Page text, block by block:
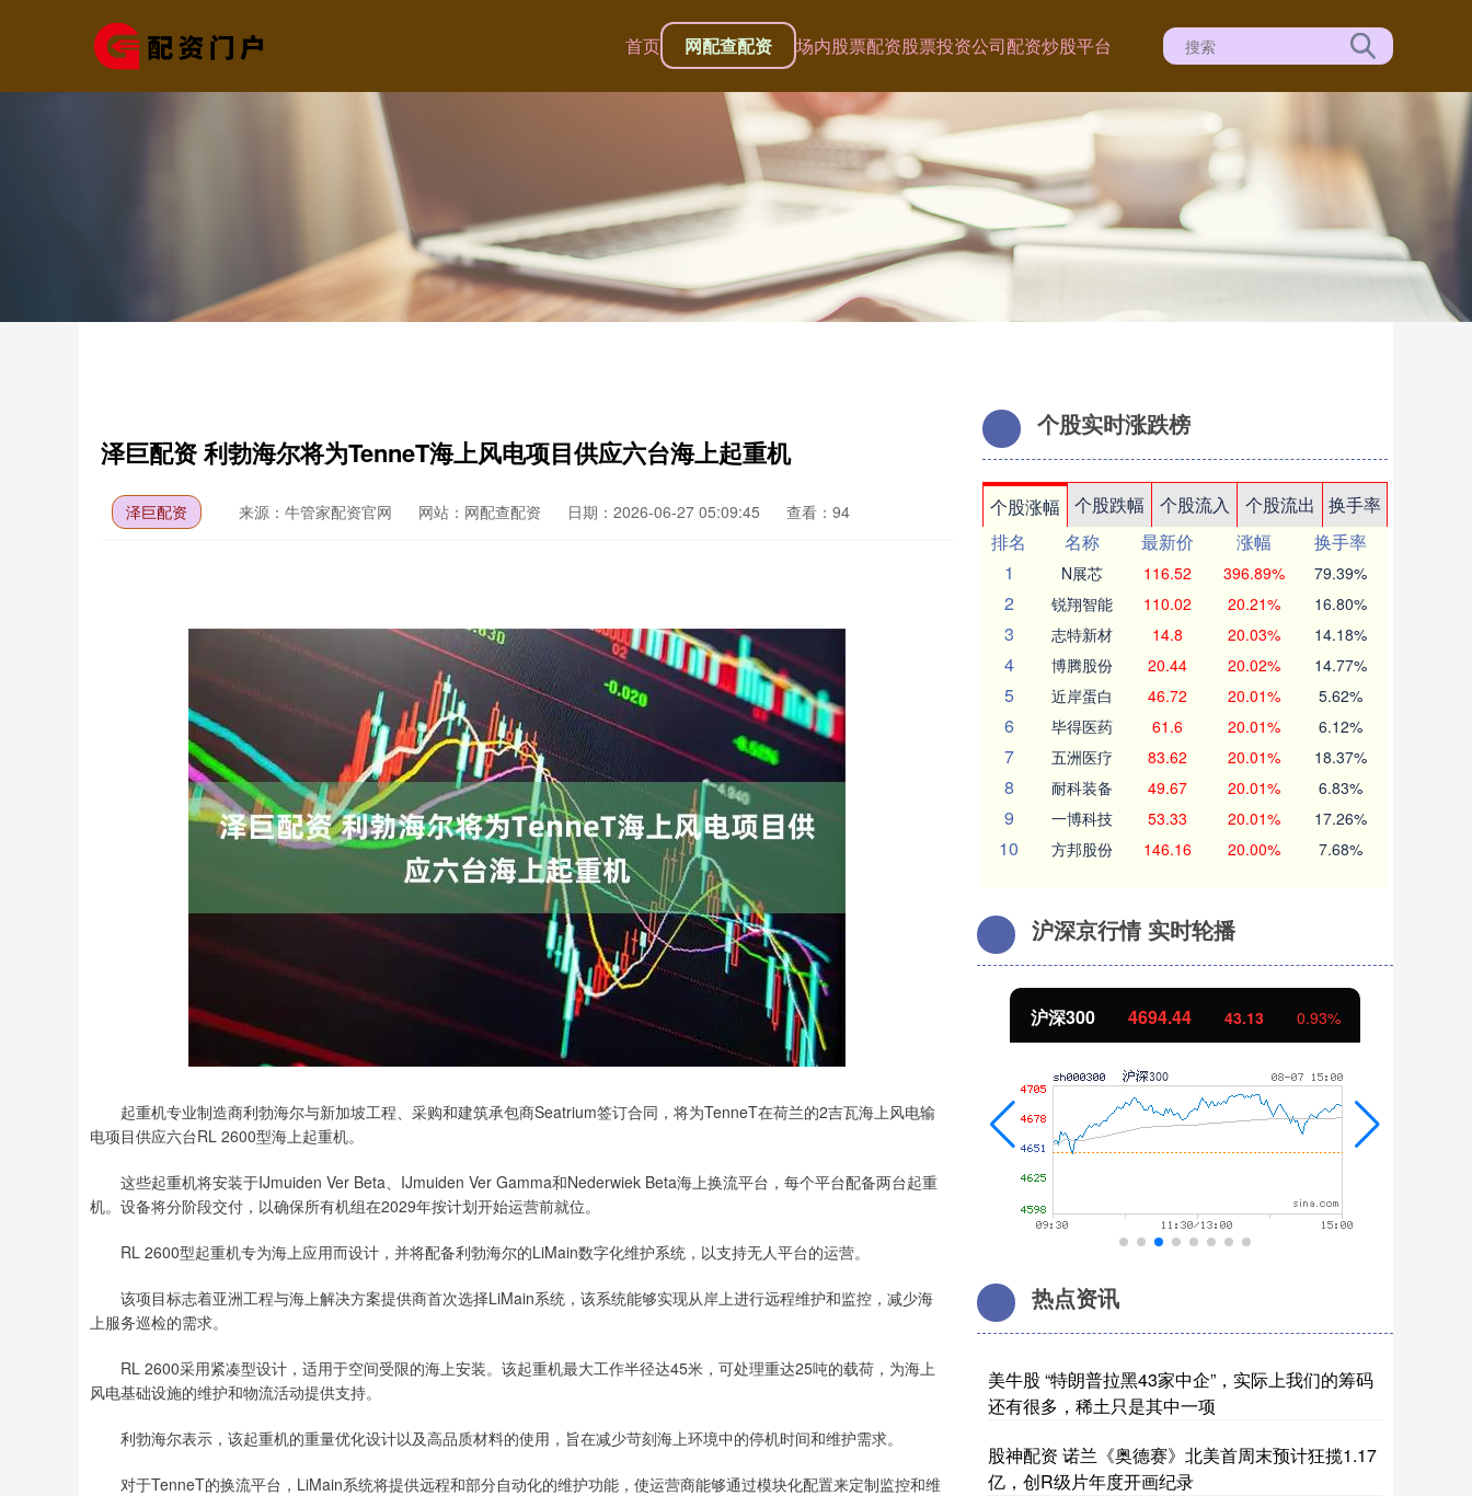
首页 网配查配资 场内股票配资股票投资公司配资炒股平台
泽巨配资 利勃海尔将为TenneT海上风电项目供应六台海上起重机
泽巨配资 来源：牛管家配资官网 网站：网配查配资 日期：2026-06-27 05:09:45 查看：94
起重机专业制造商利勃海尔与新加坡工程、采购和建筑承包商Seatrium签订合同，将为TenneT在荷兰的2吉瓦海上风电输
电项目供应六台RL 2600型海上起重机。
这些起重机将安装于IJmuiden Ver Beta、IJmuiden Ver Gamma和Nederwiek Beta海上换流平台，每个平台配备两台起重
机。设备将分阶段交付，以确保所有机组在2029年按计划开始运营前就位。
RL 2600型起重机专为海上应用而设计，并将配备利勃海尔的LiMain数字化维护系统，以支持无人平台的运营。
该项目标志着亚洲工程与海上解决方案提供商首次选择LiMain系统，该系统能够实现从岸上进行远程维护和监控，减少海
上服务巡检的需求。
RL 2600采用紧凑型设计，适用于空间受限的海上安装。该起重机最大工作半径达45米，可处理重达25吨的载荷，为海上
风电基础设施的维护和物流活动提供支持。
利勃海尔表示，该起重机的重量优化设计以及高品质材料的使用，旨在减少苛刻海上环境中的停机时间和维护需求。
对于TenneT的换流平台，LiMain系统将提供远程和部分自动化的维护功能，使运营商能够通过模块化配置来定制监控和维
个股实时涨跌榜
个股涨幅 个股跌幅 个股流入 个股流出
换手率
排名
名称 最新价 涨幅
换手率
1
N展芯 116.52 396.89% 79.39%
2 锐翔智能 110.02 20.21% 16.80%
3 志特新材 14.8 20.03% 14.18%
4 博腾股份 20.44 20.02% 14.77%
5 近岸蛋白 46.72 20.01% 5.62%
6 毕得医药 61.6 20.01% 6.12%
7 五洲医疗 83.62 20.01% 18.37%
8 耐科装备 49.67 20.01% 6.83%
9 一博科技 53.33 20.01% 17.26%
10 方邦股份 146.16 20.00% 7.68%
沪深京行情 实时轮播
深证成指 200.89 沪深300 4694.44 43.13 北证50 1134.24 11.37 1.01%
热点资讯
美牛股 “特朗普拉黑43家中企”，实际上我们的筹码
还有很多，稀土只是其中一项
股神配资 诺兰《奥德赛》北美首周末预计狂揽1.17
亿，创R级片年度开画纪录